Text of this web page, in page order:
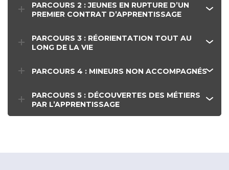
PARCOURS 2 : JEUNES EN RUPTURE D’UN
PREMIER CONTRAT D’APPRENTISSAGE
PARCOURS 3 : RÉORIENTATION TOUT AU
LONG DE LA VIE
PARCOURS 4 : MINEURS NON ACCOMPAGNÉS
PARCOURS 5 : DÉCOUVERTES DES MÉTIERS
PAR L’APPRENTISSAGE